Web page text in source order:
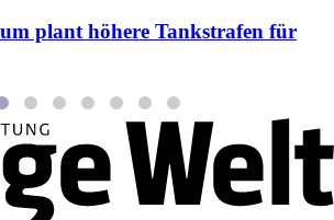
plant höhere Tankstrafen für